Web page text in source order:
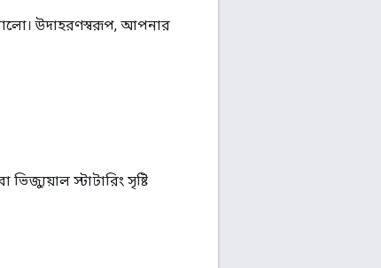
উদাহরণস্বরূপ, আপনার
স্টাটারিং সৃষ্টি